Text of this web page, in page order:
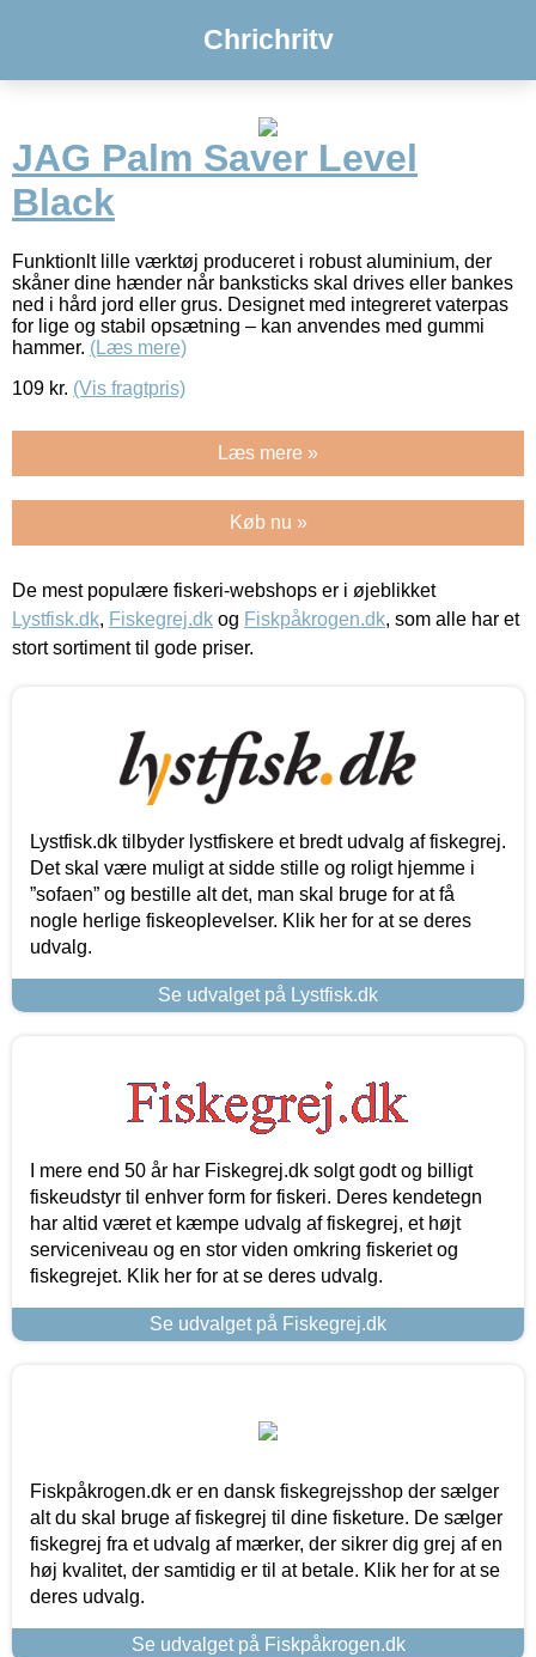
Chrichritv
JAG Palm Saver Level
Black
Funktionlt lille værktøj produceret i robust aluminium, der
skåner dine hænder når banksticks skal drives eller bankes
ned i hård jord eller grus. Designet med integreret vaterpas
for lige og stabil opsætning – kan anvendes med gummi
hammer. (Læs mere)
109 kr. (Vis fragtpris)
Læs mere »
Køb nu »
De mest populære fiskeri-webshops er i øjeblikket
Lystfisk.dk, Fiskegrej.dk og Fiskpåkrogen.dk, som alle har et
stort sortiment til gode priser.
Lystfisk.dk tilbyder lystfiskere et bredt udvalg af fiskegrej.
Det skal være muligt at sidde stille og roligt hjemme i
”sofaen” og bestille alt det, man skal bruge for at få
nogle herlige fiskeoplevelser. Klik her for at se deres
udvalg.
Se udvalget på Lystfisk.dk
I mere end 50 år har Fiskegrej.dk solgt godt og billigt
fiskeudstyr til enhver form for fiskeri. Deres kendetegn
har altid været et kæmpe udvalg af fiskegrej, et højt
serviceniveau og en stor viden omkring fiskeriet og
fiskegrejet. Klik her for at se deres udvalg.
Se udvalget på Fiskegrej.dk
Fiskpåkrogen.dk er en dansk fiskegrejsshop der sælger
alt du skal bruge af fiskegrej til dine fisketure. De sælger
fiskegrej fra et udvalg af mærker, der sikrer dig grej af en
høj kvalitet, der samtidig er til at betale. Klik her for at se
deres udvalg.
Se udvalget på Fiskpåkrogen.dk